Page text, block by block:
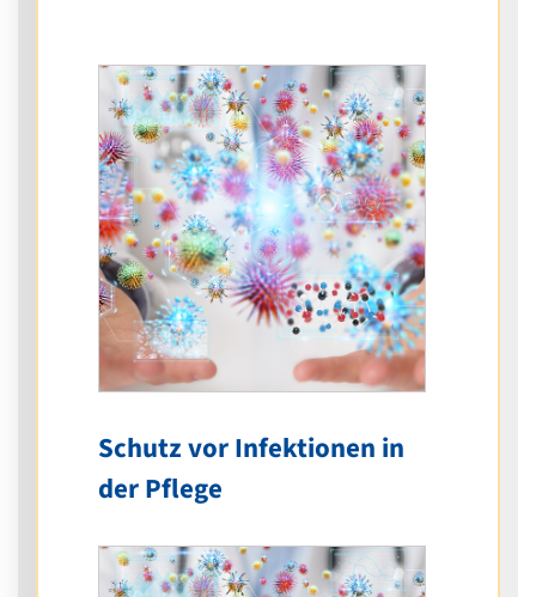
Schutz vor Infektionen in
der Pflege